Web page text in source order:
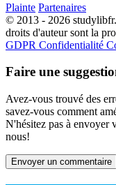
Plainte Partenaires
© 2013 - 2026
droits d'auteur sont la
GDPR Confidentialité
Faire une
Avez-vous trouvé des
savez-vous comment
N'hésitez pas à envoyer
nous!
Envoyer un commentaire